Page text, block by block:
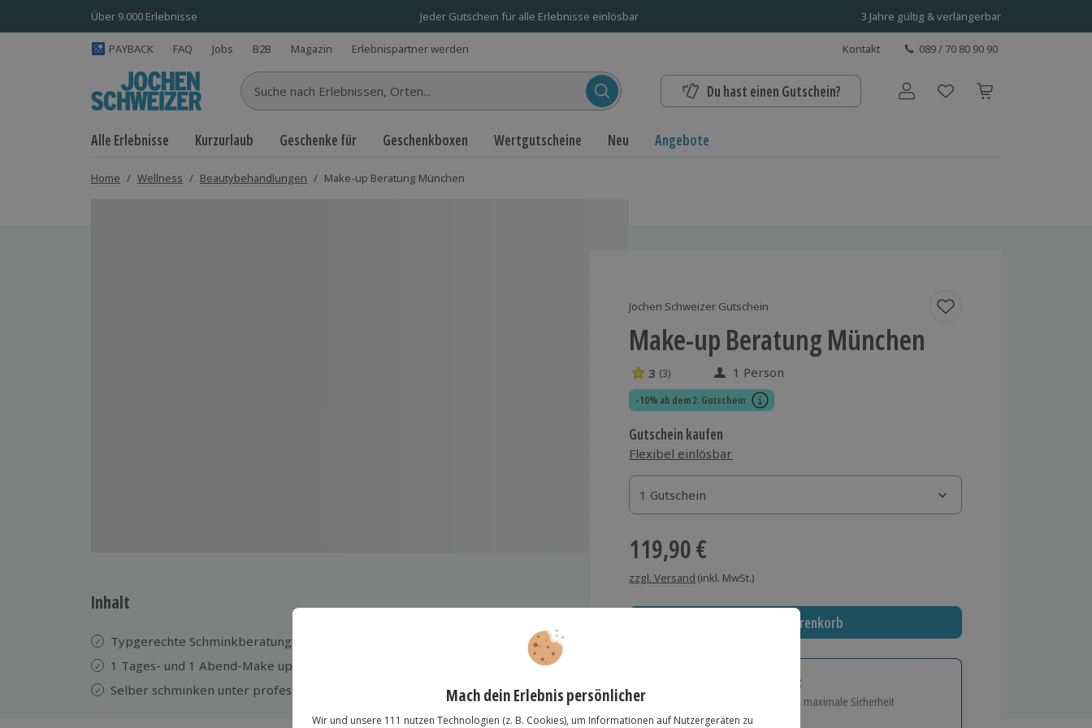
Über 9.000 Erlebnisse Jeder Gutschein für alle Erlebnisse einlösbar 3 Jahre gültig & verlängerbar
PAYBACK FAQ Jobs B2B Magazin Erlebnispartner werden Kontakt 089 / 70 80 90 90
Suche nach Erlebnissen... Du hast einen Gutschein? Benutzerkonto
Alle Erlebnisse Kurzurlaub Geschenke für Geschenkboxen Wertgutscheine Neu Angebote
Home / Wellness / Beautybehandlungen / Make-up Beratung München
Jochen Schweizer Gutschein
Make-up Beratung München
3 Sterne von 5 aus 3 Bewertungen
3 (3) 1 Person
-10% ab dem 2. Gutschein
Gutschein kaufen
Flexibel einlösbar
1 Gutschein
1 Gutschein
1 Gutschein
119,90 €
zzgl. Versand (inkl. MwSt.)
In den Warenkorb
Immer das richtige Geschenk:
Große Auswahl, volle Flexibilität und maximale Sicherheit
Inhalt
Typgerechte Schminkberatung
1 Tages- und 1 Abend-Make up
Selber schminken unter professioneller Anleitung